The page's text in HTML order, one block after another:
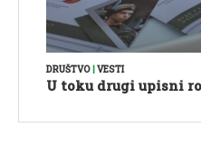
DRUŠTVO VESTI
U toku drugi upisni